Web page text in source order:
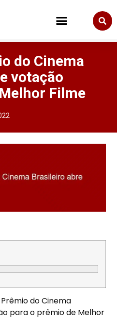
do Cinema
votação
Filme
do Cinema
para o prêmio de Melhor